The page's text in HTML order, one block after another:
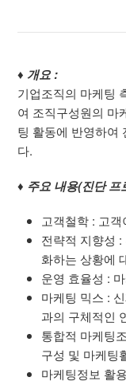
♦ 개요 :
기업조직의 마케팅
여 조직구성원의 마
팅 활동에 반영하여
다.
♦ 주요 내용(진단 프
고객철학 : 고
전략적 지향성
화하는 상황에
운영 효율성 :
마케팅 믹스 :
과의 구체적인
통합적 마케팅
구성 및 마케팅
마케팅정보 활